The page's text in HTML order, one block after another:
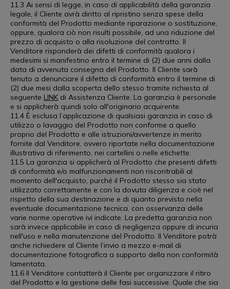
11.3 Ai sensi di legge, in caso di applicabilità della garanzia
legale, il Cliente avrà diritto al ripristino senza spese della
conformità del Prodotto mediante riparazione o sostituzione,
oppure, qualora ciò non risulti possibile, ad una riduzione del
prezzo di acquisto o alla risoluzione del contratto. Il
Venditore risponderà dei difetti di conformità qualora i
medesimi si manifestino entro il termine di (2) due anni dalla
data di avvenuta consegna del Prodotto. Il Cliente sarà
tenuto a denunciare il difetto di conformità entro il termine di
(2) due mesi dalla scoperta dello stesso tramite richiesta al
seguente LINK di Assistenza Cliente. La garanzia è personale
e si applicherà quindi solo all'originario acquirente.
11.4 È esclusa l’applicazione di qualsiasi garanzia in caso di
utilizzo o lavaggio del Prodotto non conforme a quello
proprio del Prodotto e alle istruzioni/avvertenze in merito
fornite dal Venditore, ovvero riportate nella documentazione
illustrativa di riferimento, nei cartellini o nelle etichette.
11.5 La garanzia si applicherà al Prodotto che presenti difetti
di conformità e/o malfunzionamenti non riscontrabili al
momento dell'acquisto, purché il Prodotto stesso sia stato
utilizzato correttamente e con la dovuta diligenza e cioè nel
rispetto della sua destinazione e di quanto previsto nella
eventuale documentazione tecnica, con osservanza delle
varie norme operative ivi indicate. La predetta garanzia non
sarà invece applicabile in caso di negligenza oppure di incuria
nell'uso e nella manutenzione del Prodotto. Il Venditore potrà
anche richiedere al Cliente l’invio a mezzo e-mail di
documentazione fotografica a supporto della non conformità
lamentata.
11.6 Il Venditore contatterà il Cliente per organizzare il ritiro
del Prodotto e la gestione delle fasi successive. Quale che sia